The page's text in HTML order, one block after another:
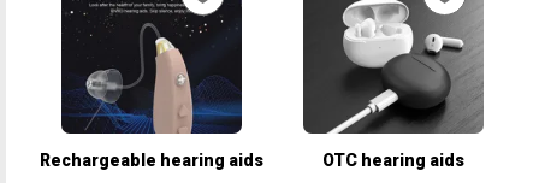
Rechargeable hearing aids OTC hearing aids